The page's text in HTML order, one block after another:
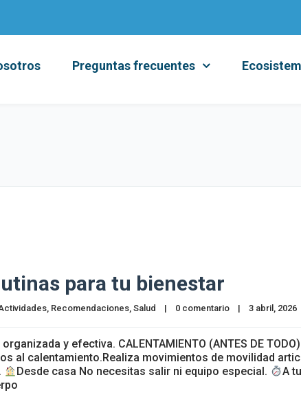
Preguntas frecuentes
para tu bienestar
, Recomendaciones, Salud | 0 comentario | 3 abril, 2026
y efectiva. CALENTAMIENTO (ANTES DE
al calentamiento.Realiza movimientos de movilidad
Desde casa No necesitas salir ni equipo especial.
A